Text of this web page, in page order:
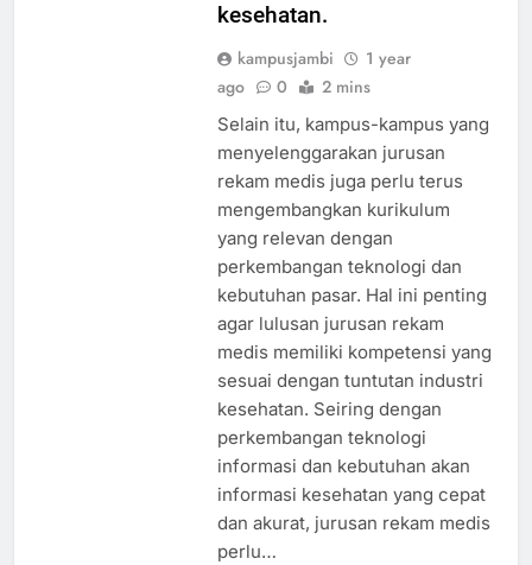
kesehatan.
kampusjambi
1 year
ago
0 2 mins
Selain itu, kampus-kampus yang
menyelenggarakan jurusan
rekam medis juga perlu terus
mengembangkan kurikulum
yang relevan dengan
perkembangan teknologi dan
kebutuhan pasar. Hal ini penting
agar lulusan jurusan rekam
medis memiliki kompetensi yang
sesuai dengan tuntutan industri
kesehatan. Seiring dengan
perkembangan teknologi
informasi dan kebutuhan akan
informasi kesehatan yang cepat
dan akurat, jurusan rekam medis
perlu…